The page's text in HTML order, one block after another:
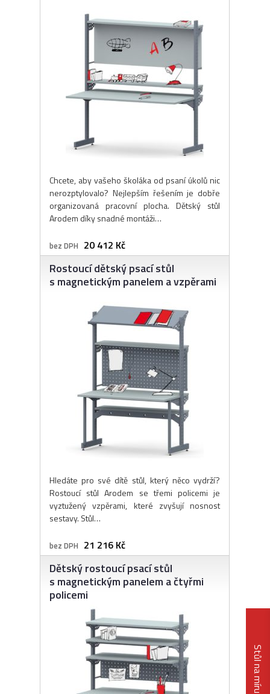
Stůl na míru
Chcete, aby vašeho školáka od psaní úkolů nic
nerozptylovalo? Nejlepším řešením je dobře
organizovaná pracovní plocha. Dětský stůl
Arodem díky snadné montáži…
bez DPH 20 412 Kč
Rostoucí dětský psací stůl
s magnetickým panelem a vzpěrami
Hledáte pro své dítě stůl, který něco vydrží?
Rostoucí stůl Arodem se třemi policemi je
vyztužený vzpěrami, které zvyšují nosnost
sestavy. Stůl…
bez DPH 21 216 Kč
Dětský rostoucí psací stůl
s magnetickým panelem a čtyřmi
policemi